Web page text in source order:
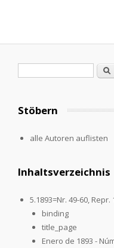
Stöbern
alle Autoren auflisten
Inhaltsverzeichnis
5.1893=Nr. 49-60, Repr.
binding
title_page
Enero de 1893 -